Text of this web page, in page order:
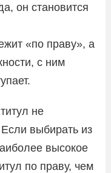
он становится
«по праву», а
с ним
не
выбирать из
высокое
по праву, чем